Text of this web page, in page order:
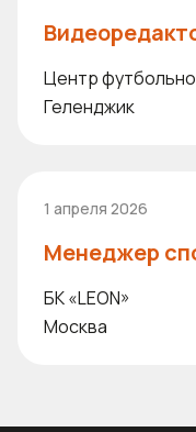
Центр
Геленджик
1 апреля 2026
Менеджер
БК «LEON»
Москва